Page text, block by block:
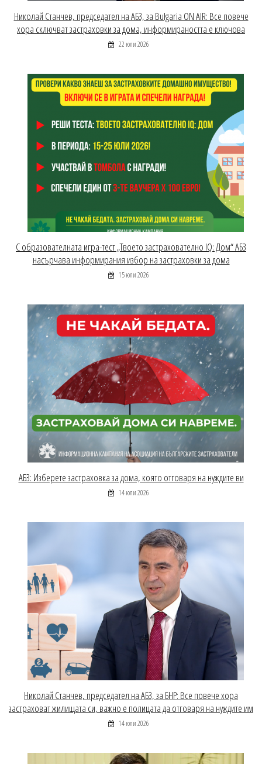
Николай Станчев, председател на АБЗ, за Bulgaria ON AIR: Все повече
хора сключват застраховки за дома, информираността е ключова
22 юли 2026
С образователната игра-тест „Твоето застрахователно IQ: Дом“ АБЗ
насърчава информирания избор на застраховки за дома
15 юли 2026
АБЗ: Изберете застраховка за дома, която отговаря на нуждите ви
14 юли 2026
Николай Станчев, председател на АБЗ, за БНР: Все повече хора
застраховат жилищата си, важно е полицата да отговаря на нуждите им
14 юли 2026